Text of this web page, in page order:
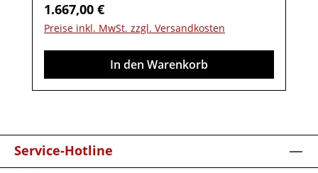
vormontiert (Restmontage kann
erforderlich sein).Farben können auf
verschiedenen Bildschirmen abweichen.
Deko oder andere Beimöbel sind nicht
enthalten. Abbildung kann abweichen.
Regulärer Preis:
1.667,00 €
Preise inkl. MwSt. zzgl. Versandkosten
In den Warenkorb
Service-Hotline